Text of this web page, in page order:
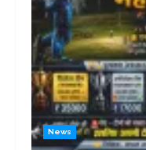
News